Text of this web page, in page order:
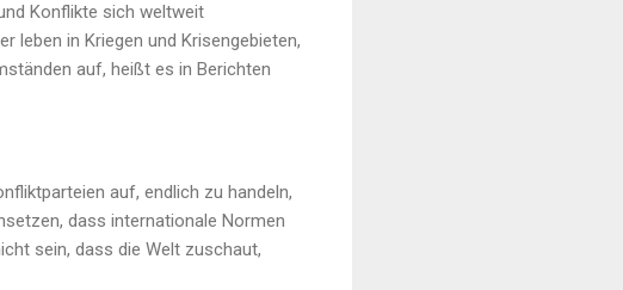
Konflikte sich weltweit
leben in Kriegen und Krisengebieten,
auf, heißt es in Berichten
auf, endlich zu handeln,
dass internationale Normen
sein, dass die Welt zuschaut,